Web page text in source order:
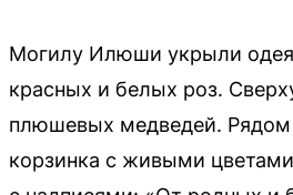
Могилу Илюши укрыли
красных и белых роз.
плюшевых медведей. Рядом
корзинка с живыми